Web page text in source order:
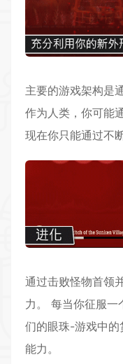
主要的游戏架构是
作为人类，你可能
现在你只能通过不
通过击败怪物首领
力。 每当你征服一
们的眼珠-游戏中的
能力。